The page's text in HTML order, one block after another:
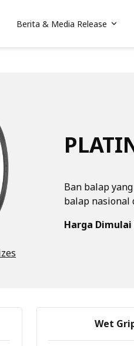
Berita & Media Release
Ban balap
balap nasional
Harga Dimulai
Wet